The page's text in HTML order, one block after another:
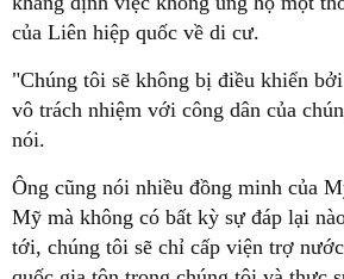
của Liên hiệp quốc về di cư.
"Chúng tôi sẽ không bị điều khiển
vô trách nhiệm với công dân của
nói.
Ông cũng nói nhiều đồng minh của
Mỹ mà không có bất kỳ sự đáp lại
tới, chúng tôi sẽ chỉ cấp viện trợ